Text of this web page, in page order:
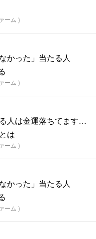
ーム )
かった」当たる人
ーム )
人は金運落ちてます…
は
ーム )
かった」当たる人
ーム )